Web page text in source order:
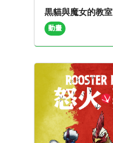
黒貓與魔女的教室
動畫